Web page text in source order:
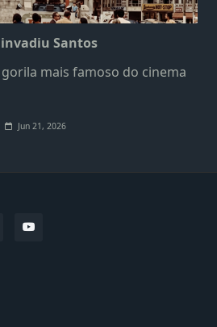
Santos
mais famoso do cinema
Jun 21, 2026